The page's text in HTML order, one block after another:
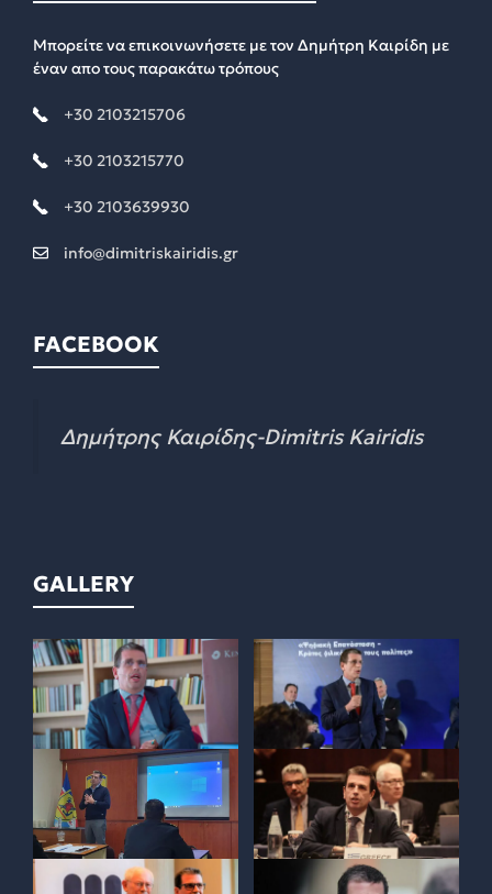
Μπορείτε να επικοινωνήσετε με τον Δημήτρη Καιρίδη με
έναν απο τους παρακάτω τρόπους
+30 2103215706
+30 2103215770
+30 2103639930
info@dimitriskairidis.gr
FACEBOOK
Δημήτρης Καιρίδης-Dimitris Kairidis
GALLERY